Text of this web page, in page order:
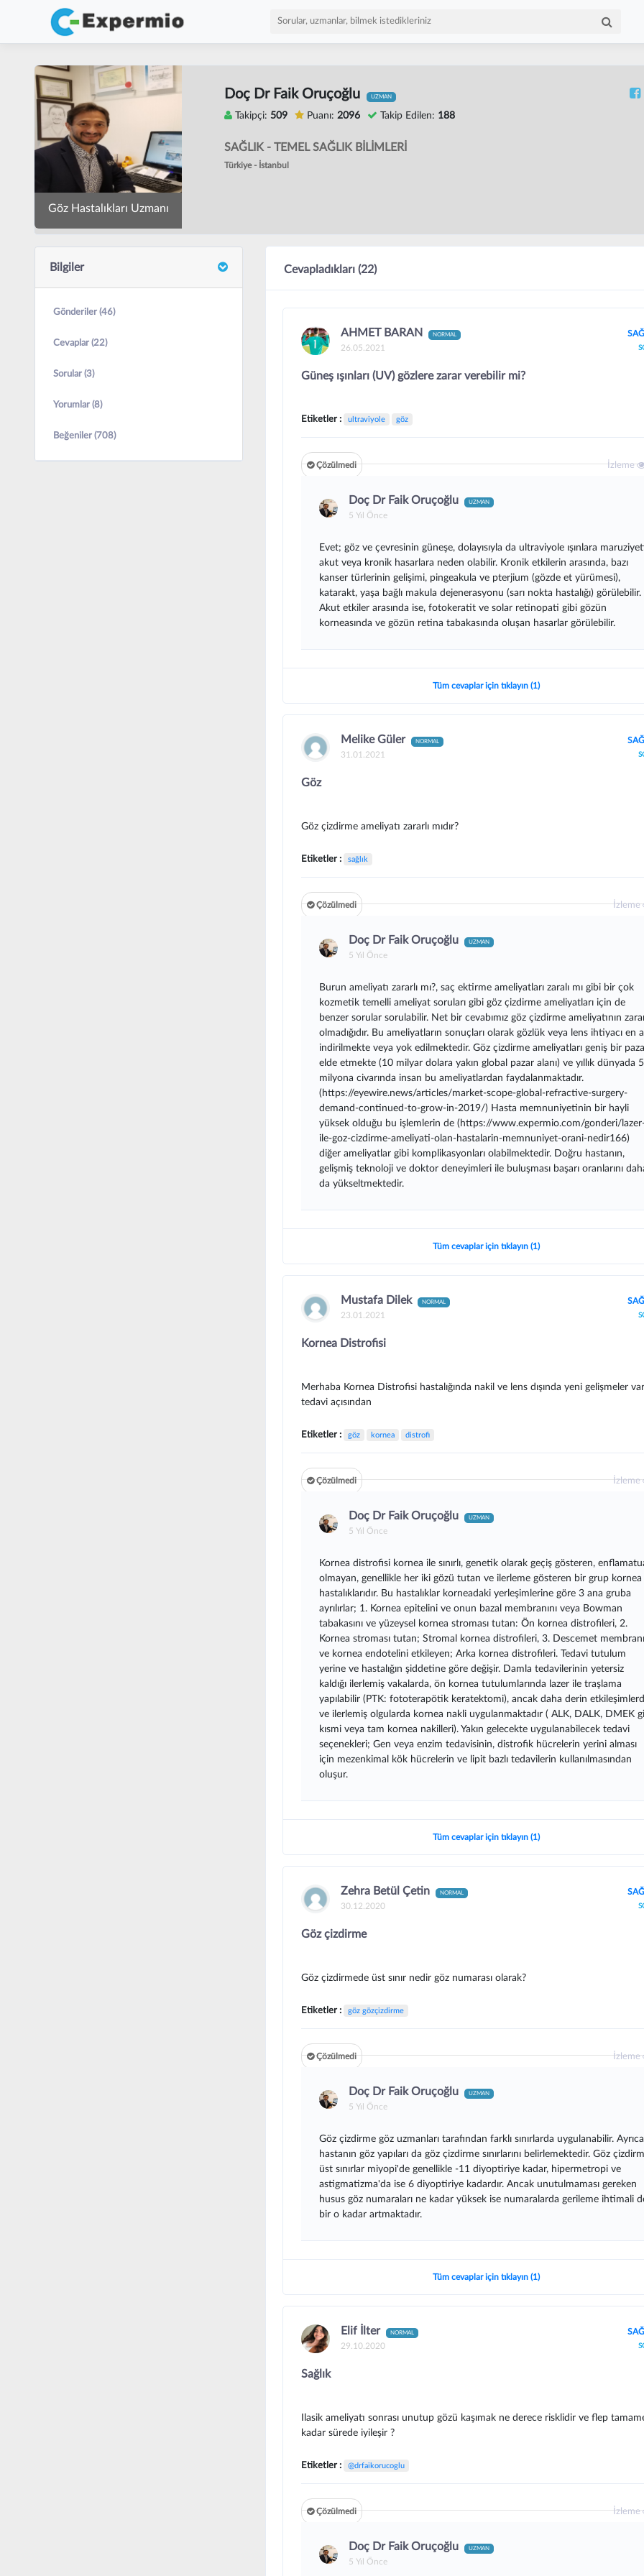
Göz Hastalıkları Uzmanı
Doç Dr Faik Oruçoğlu UZMAN
Takipçi: 509 Puanı: 2096 Takip Edilen: 188
SAĞLIK - TEMEL SAĞLIK BİLİMLERİ
Türkiye - İstanbul
Bilgiler
Gönderiler (46)
Cevaplar (22)
Sorular (3)
Yorumlar (8)
Beğeniler (708)
Cevapladıkları (22)
AHMET BARAN NORMAL
26.05.2021
Güneş ışınları (UV) gözlere zarar verebilir mi?
Etiketler : ultraviyole göz
Çözülmedi İzleme
Doç Dr Faik Oruçoğlu UZMAN
5 Yıl Önce
Evet; göz ve çevresinin güneşe, dolayısıyla da ultraviyole ışınlara
akut veya kronik hasarlara neden olabilir. Kronik etkilerin arasında, bazı
kanser türlerinin gelişimi, pingeakula ve pterjium (gözde et yürümesi),
katarakt, yaşa bağlı makula dejenerasyonu (sarı nokta hastalığı) görülebilir.
Akut etkiler arasında ise, fotokeratit ve solar retinopati gibi gözün
korneasında ve gözün retina tabakasında oluşan hasarlar görülebilir.
Tüm cevaplar için tıklayın (1)
Melike Güler NORMAL
31.01.2021
Göz
Göz çizdirme ameliyatı zararlı mıdır?
Etiketler : sağlık
Çözülmedi İzleme
Doç Dr Faik Oruçoğlu UZMAN
5 Yıl Önce
Burun ameliyatı zararlı mı?, saç ektirme ameliyatları zaralı mı gibi bir çok
kozmetik temelli ameliyat soruları gibi göz çizdirme ameliyatları için de
benzer sorular sorulabilir. Net bir cevabımız göz çizdirme ameliyatının
olmadığıdır. Bu ameliyatların sonuçları olarak gözlük veya lens ihtiyacı en
indirilmekte veya yok edilmektedir. Göz çizdirme ameliyatları geniş bir
elde etmekte (10 milyar dolara yakın global pazar alanı) ve yıllık dünyada 5
milyona civarında insan bu ameliyatlardan faydalanmaktadır.
(https://eyewire.news/articles/market-scope-global-refractive-surgery-
demand-continued-to-grow-in-2019/) Hasta memnuniyetinin bir hayli
yüksek olduğu bu işlemlerin de (https://www.expermio.com/gonderi/
ile-goz-cizdirme-ameliyati-olan-hastalarin-memnuniyet-orani-nedir166)
diğer ameliyatlar gibi komplikasyonları olabilmektedir. Doğru hastanın,
gelişmiş teknoloji ve doktor deneyimleri ile buluşması başarı oranlarını
da yükseltmektedir.
Tüm cevaplar için tıklayın (1)
Mustafa Dilek NORMAL
23.01.2021
Kornea Distrofisi
Merhaba Kornea Distrofisi hastalığında nakil ve lens dışında yeni gelişmeler
tedavi açısından
Etiketler : göz kornea distrofi
Çözülmedi İzleme
Doç Dr Faik Oruçoğlu UZMAN
5 Yıl Önce
Kornea distrofisi kornea ile sınırlı, genetik olarak geçiş gösteren,
olmayan, genellikle her iki gözü tutan ve ilerleme gösteren bir grup kornea
hastalıklarıdır. Bu hastalıklar korneadaki yerleşimlerine göre 3 ana gruba
ayrılırlar; 1. Kornea epitelini ve onun bazal membranını veya Bowman
tabakasını ve yüzeysel kornea stroması tutan: Ön kornea distrofileri, 2.
Kornea stroması tutan; Stromal kornea distrofileri, 3. Descemet
ve kornea endotelini etkileyen; Arka kornea distrofileri. Tedavi tutulum
yerine ve hastalığın şiddetine göre değişir. Damla tedavilerinin yetersiz
kaldığı ilerlemiş vakalarda, ön kornea tutulumlarında lazer ile traşlama
yapılabilir (PTK: fototerapötik keratektomi), ancak daha derin
ve ilerlemiş olgularda kornea nakli uygulanmaktadır ( ALK, DALK, DMEK
kısmi veya tam kornea nakilleri). Yakın gelecekte uygulanabilecek tedavi
seçenekleri; Gen veya enzim tedavisinin, distrofik hücrelerin yerini alması
için mezenkimal kök hücrelerin ve lipit bazlı tedavilerin kullanılmasından
oluşur.
Tüm cevaplar için tıklayın (1)
Zehra Betül Çetin NORMAL
30.12.2020
Göz çizdirme
Göz çizdirmede üst sınır nedir göz numarası olarak?
Etiketler : göz gözçizdirme
Çözülmedi İzleme
Doç Dr Faik Oruçoğlu UZMAN
5 Yıl Önce
Göz çizdirme göz uzmanları tarafından farklı sınırlarda uygulanabilir. Ayrıca
hastanın göz yapıları da göz çizdirme sınırlarını belirlemektedir. Göz
üst sınırlar miyopi'de genellikle -11 diyoptiriye kadar, hipermetropi ve
astigmatizma'da ise 6 diyoptiriye kadardır. Ancak unutulmaması gereken
husus göz numaraları ne kadar yüksek ise numaralarda gerileme ihtimali
bir o kadar artmaktadır.
Tüm cevaplar için tıklayın (1)
Elif İlter NORMAL
29.10.2020
Sağlık
Ilasik ameliyatı sonrası unutup gözü kaşımak ne derece risklidir ve flep
kadar sürede iyileşir ?
Etiketler : @drfaikorucoglu
Çözülmedi İzleme
Doç Dr Faik Oruçoğlu UZMAN
5 Yıl Önce